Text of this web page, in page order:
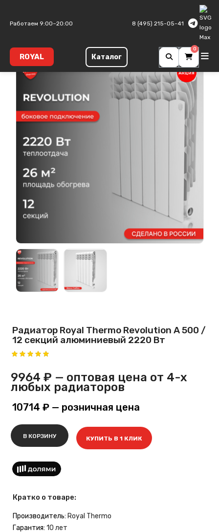
Работаем 9:00–20:00 8 (495) 215-05-41
ROYAL Каталог
0
Акция
Радиатор Royal Thermo Revolution A 500 /
12 секций алюминиевый 2220 Вт
9964 ₽ — оптовая цена от 4-х
любых радиаторов
10714 ₽ — розничная цена
В КОРЗИНУ КУПИТЬ В 1 КЛИК
Кратко о товаре:
Производитель: Royal Thermo
Гарантия: 10 лет